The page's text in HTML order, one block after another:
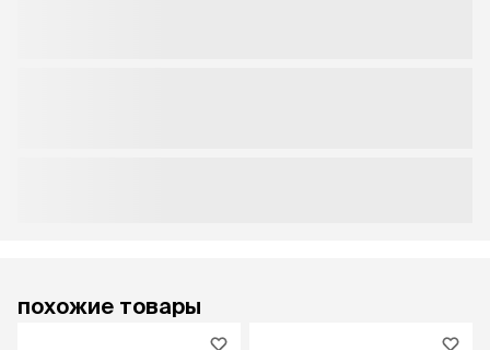
похожие товары